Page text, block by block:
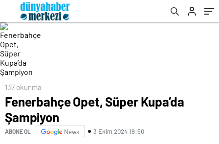
137 okunma
Fenerbahçe Opet, Süper Kupa’da
Şampiyon
ABONE OL News 3 Ekim 2024 19:50